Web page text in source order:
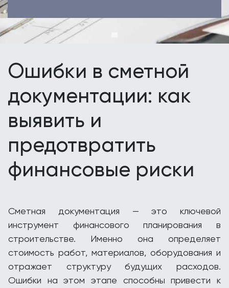
Ошибки в сметной
документации: как
выявить и
предотвратить
финансовые риски
Сметная документация — это ключевой
инструмент финансового планирования в
строительстве. Именно она определяет
стоимость работ, материалов, оборудования и
отражает структуру будущих расходов.
Ошибки на этом этапе способны привести к